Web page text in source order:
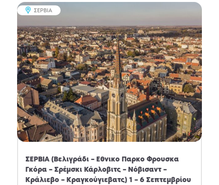
ΣΕΡΒΙΑ
ΣΕΡΒΙΑ (Βελιγράδι – Εθνικο Παρκο Φρουσκα
Γκόρα – Σρέμσκι Κάρλοβιτς – Νόβισαντ –
Κράλιεβο – Κραγκούγιεβατς) 1 – 6 Σεπτεμβρίου